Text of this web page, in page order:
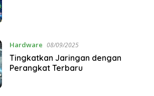
Hardware 08/09/2025
Tingkatkan Jaringan dengan
Perangkat Terbaru